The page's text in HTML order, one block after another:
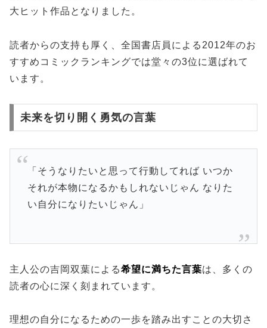
大ヒット作品となりました。
読者からの支持も厚く、全国書店員による2012年のお
すすめコミックランキングでは堂々の3位に選ばれて
います。
未来を切り開く勇気の言葉
「そうなりたいと思って行動してれば いつか
それが本物になるかもしれないじゃん なりた
い自分になりたいじゃん」
主人公の吉岡双葉による希望に満ちた言葉は、多くの
読者の心に深く刻まれています。
理想の自分になるための一歩を踏み出すことの大切さ